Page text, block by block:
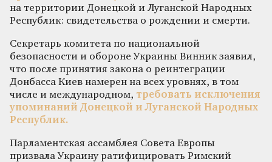
на территории Донецкой и Луганской Народных
Республик: свидетельства о рождении и смерти.
Секретарь комитета по национальной
безопасности и обороне Украины Винник заявил,
что после принятия закона о реинтеграции
Донбасса Киев намерен на всех уровнях, в том
числе и международном, требовать исключения
упоминаний Донецкой и Луганской Народных
Республик.
Парламентская ассамблея Совета Европы
призвала Украину ратифицировать Римский